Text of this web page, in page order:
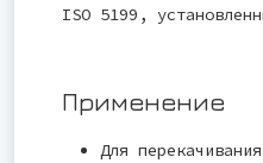
ISO 5199,
Применение
Для